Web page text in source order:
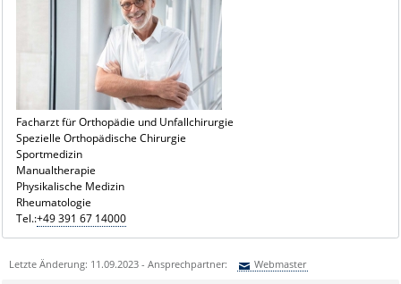
Facharzt für Orthopädie und Unfallchirurgie
Spezielle Orthopädische Chirurgie
Sportmedizin
Manualtherapie
Physikalische Medizin
Rheumatologie
Tel.:+49 391 67 14000
Letzte Änderung: 11.09.2023 - Ansprechpartner: Webmaster